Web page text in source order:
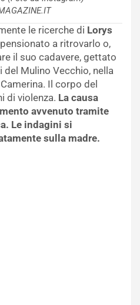
le ricerche di Lorys
a ritrovarlo o,
il suo cadavere, gettato
del Mulino Vecchio, nella
Il corpo del
di violenza. La causa
avvenuto tramite
Le indagini si
sulla madre.